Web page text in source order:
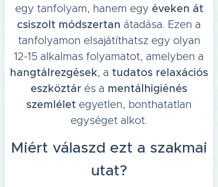
egy tanfolyam, hanem egy éveken át
csiszolt módszertan átadása. Ezen a
tanfolyamon elsajátíthatsz egy olyan
12-15 alkalmas folyamatot, amelyben a
hangtálrezgések, a tudatos relaxációs
eszköztár és a mentálhigiénés
szemlélet egyetlen, bonthatatlan
egységet alkot.
Miért válaszd ezt a szakmai
utat?